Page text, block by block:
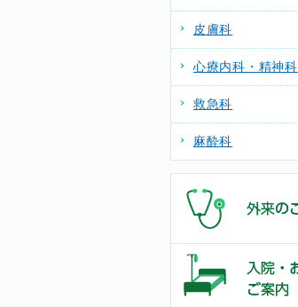
皮膚科
心療内科・精神科
救急科
麻酔科